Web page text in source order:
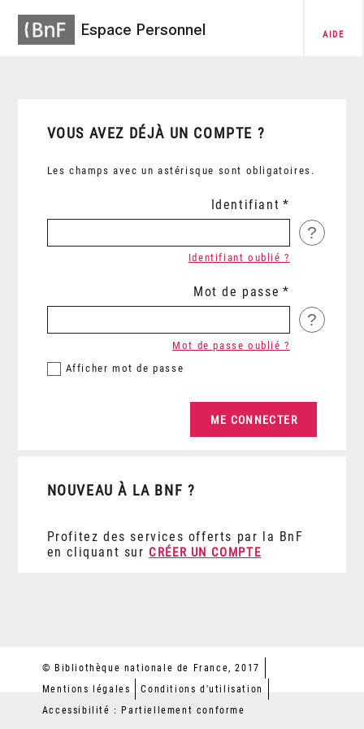
Espace Personnel AIDE
VOUS AVEZ DÉJÀ UN COMPTE ?
Les champs avec un astérisque sont obligatoires.
Identifiant
?
Identifiant oublié ?
Mot de passe
?
Afficher mot de passe
Mot de passe oublié ?
NOUVEAU À LA BNF ?
Profitez des services offerts par la BnF
en cliquant sur CRÉER UN COMPTE
© Bibliothèque nationale de France, 2017
Mentions légales
Conditions d'utilisation
Accessibilité : Partiellement conforme